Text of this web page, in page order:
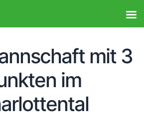
mit 3
im